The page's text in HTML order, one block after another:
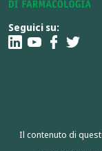
Seguici su:
Il contenuto di